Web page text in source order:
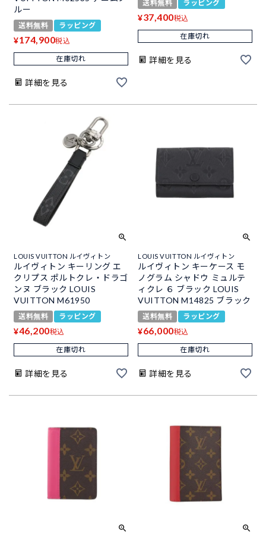
ルー
送料無料 ラッピング
¥174,900税込
在庫切れ
詳細を見る
送料無料 ラッピング
¥37,400税込
在庫切れ
詳細を見る
LOUIS VUITTON ルイヴィトン
ルイヴィトン キーリング エ
クリプス ポルトクレ・ドラゴ
ンヌ ブラック LOUIS
VUITTON M61950
送料無料 ラッピング
¥46,200税込
在庫切れ
詳細を見る
LOUIS VUITTON ルイヴィトン
ルイヴィトン キーケース モ
ノグラム シャドウ ミュルテ
ィクレ ６ ブラック LOUIS
VUITTON M14825 ブラック
送料無料 ラッピング
¥66,000税込
在庫切れ
詳細を見る